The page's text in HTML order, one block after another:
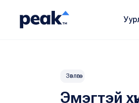
Зөвлөгөө
Эмэгтэй